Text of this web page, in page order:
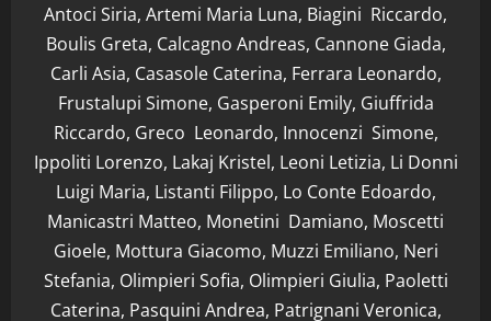
Antoci Siria, Artemi Maria Luna, Biagini Riccardo,
Boulis Greta, Calcagno Andreas, Cannone Giada,
Carli Asia, Casasole Caterina, Ferrara Leonardo,
Frustalupi Simone, Gasperoni Emily, Giuffrida
Riccardo, Greco Leonardo, Innocenzi Simone,
Ippoliti Lorenzo, Lakaj Kristel, Leoni Letizia, Li Donni
Luigi Maria, Listanti Filippo, Lo Conte Edoardo,
Manicastri Matteo, Monetini Damiano, Moscetti
Gioele, Mottura Giacomo, Muzzi Emiliano, Neri
Stefania, Olimpieri Sofia, Olimpieri Giulia, Paoletti
Caterina, Pasquini Andrea, Patrignani Veronica,